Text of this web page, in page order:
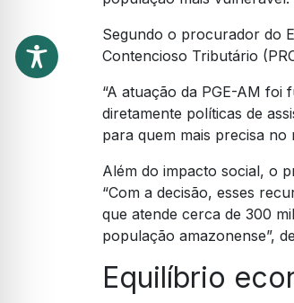
Segundo o procurador do
Contencioso Tributário
“A atuação da PGE-AM
diretamente políticas de
para quem mais precisa no
Além do impacto social, o
“Com a decisão, esses
que atende cerca de 300
população amazonense”,
Equilíbrio